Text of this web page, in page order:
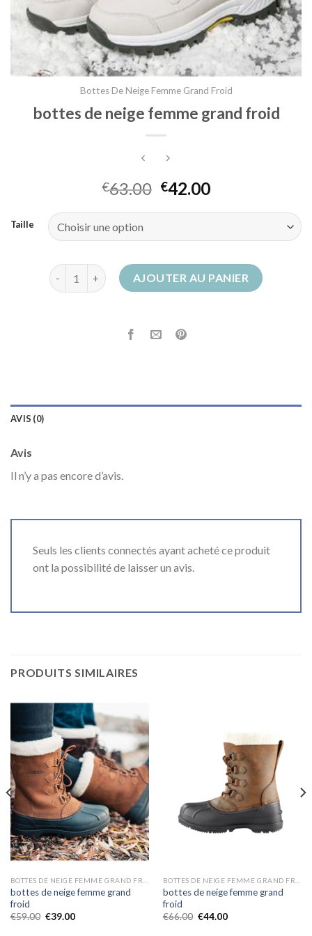
Bottes De Neige Femme Grand Froid
bottes de neige femme grand froid
€63.00 €42.00
Taille
quantité de bottes de neige femme grand froid
AJOUTER AU PANIER
AVIS (0)
Avis
Il n’y a pas encore d’avis.
Seuls les clients connectés ayant acheté ce produit
ont la possibilité de laisser un avis.
PRODUITS SIMILAIRES
bottes de neige femme grand
froid
€59.00 €39.00
bottes de neige femme grand
froid
€66.00 €44.00